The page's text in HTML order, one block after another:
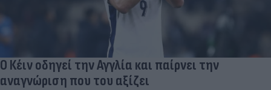
Ο Κέιν οδηγεί την Αγγλία και παίρνει την
αναγνώριση που του αξίζει